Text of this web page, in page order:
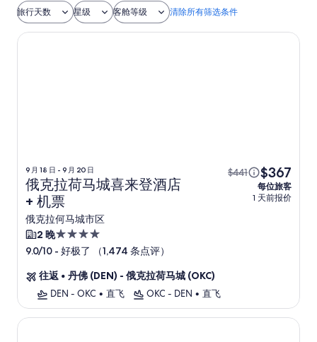
旅行天数 星级 客舱等级 清除所有筛选条件
9 月 18 日 - 9 月 20 日
俄克拉荷马城喜来登酒店
+ 机票
俄克拉何马城市区
$441 $367
每位旅客
1 天前报价
2 晚4.0
星
宿
9.0/10 - 好极了 （1,474 条点评）
往返 • 丹佛 (DEN) - 俄克拉荷马城 (OKC)
DEN - OKC • 直飞 OKC - DEN • 直飞
俄克拉荷马城喜来登酒店
香格里拉度假村